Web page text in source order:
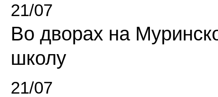
21/07
Во дворах на
школу
21/07